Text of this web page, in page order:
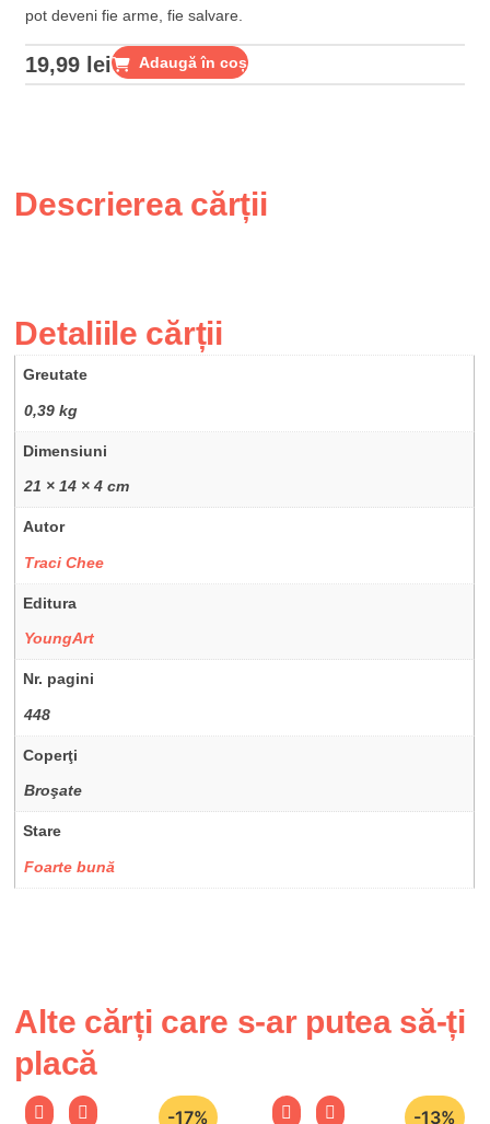
pot deveni fie arme, fie salvare.
19,99 lei Adaugă în coș
Descrierea cărții
Detaliile cărții
Greutate
0,39 kg
Dimensiuni
21 × 14 × 4 cm
Autor
Traci Chee
Editura
YoungArt
Nr. pagini
448
Coperţi
Broşate
Stare
Foarte bună
Alte cărți care s-ar putea să-ți
placă
-17% -13%